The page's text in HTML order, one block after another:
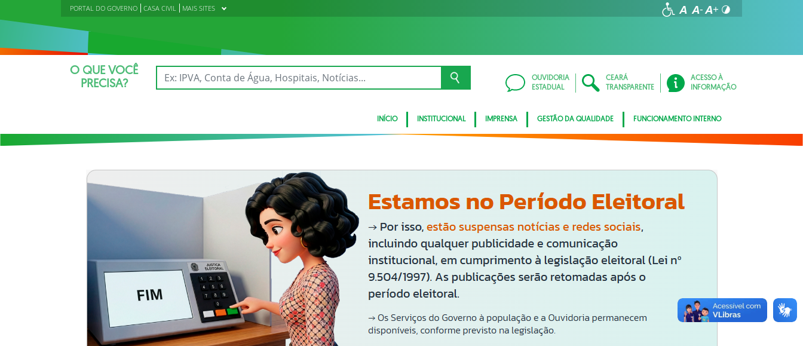
PORTAL DO GOVERNO CASA CIVIL MAIS SITES
O QUE VOCÊ
PRECISA?
OUVIDORIA
ESTADUAL
CEARÁ
TRANSPARENTE
ACESSO À
INFORMAÇÃO
INÍCIO INSTITUCIONAL IMPRENSA GESTÃO DA QUALIDADE FUNCIONAMENTO INTERNO